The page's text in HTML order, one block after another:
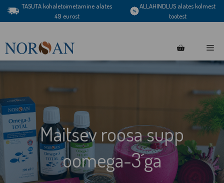
Skip
to
TASUTA kohaletoimetamine alates
49 eurost
ALLAHINDLUS alates kolmest
tootest
Maitsev roosa supp
oomega-3´ga